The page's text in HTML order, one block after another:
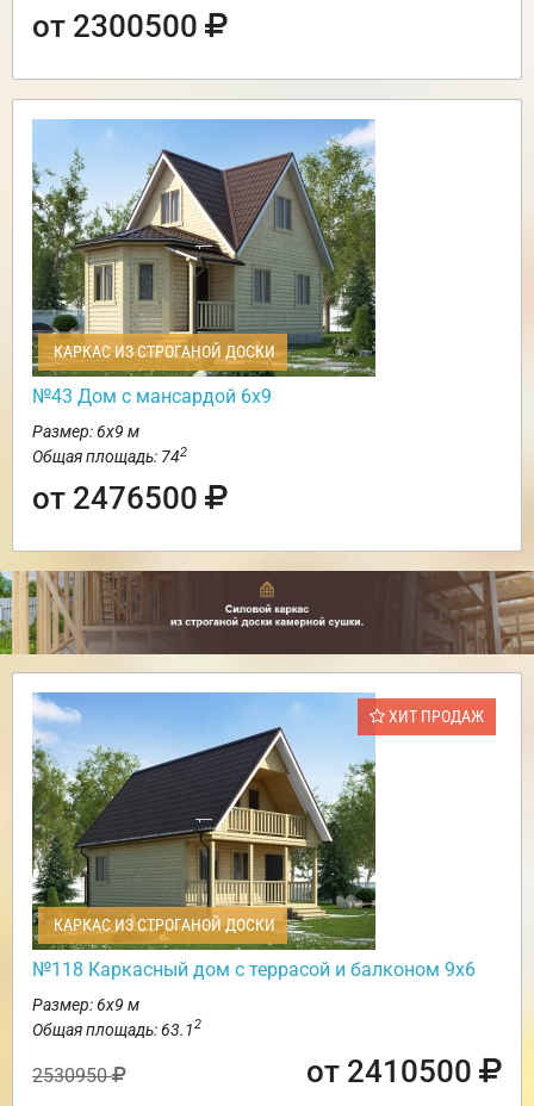
от 2300500
КАРКАС ИЗ СТРОГАНОЙ ДОСКИ
№43 Дом с мансардой 6х9
Размер: 6х9 м
Общая площадь: 742
от 2476500
ХИТ ПРОДАЖ
КАРКАС ИЗ СТРОГАНОЙ ДОСКИ
№118 Каркасный дом с террасой и балконом 9х6
Размер: 6х9 м
Общая площадь: 63.12
2530950 от 2410500